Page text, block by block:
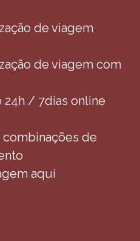
de viagem
de viagem com
24h / 7dias online
de
aqui